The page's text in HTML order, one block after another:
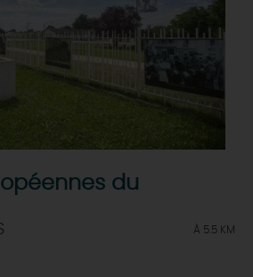
du
À 5.5 KM